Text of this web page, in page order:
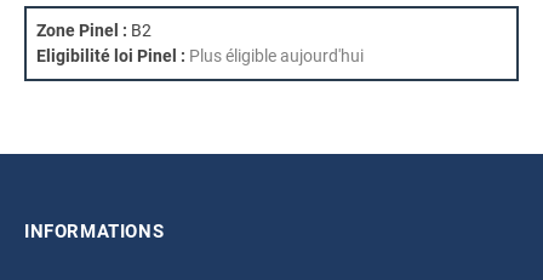
Zone Pinel : B2
Eligibilité loi Pinel : Plus éligible aujourd'hui
INFORMATIONS